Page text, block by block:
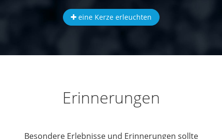
eine Kerze erleuchten
Erinnerungen
Besondere Erlebnisse und Erinnerungen sollte